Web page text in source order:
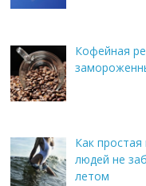
Кофейная
Как
людей не
летом